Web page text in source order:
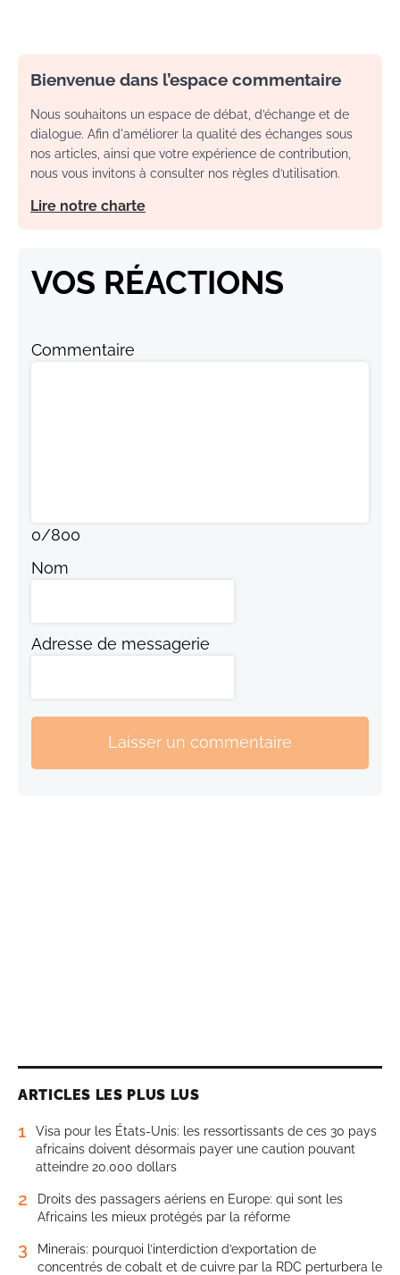
Bienvenue dans l’espace commentaire
Nous souhaitons un espace de débat, d’échange et de
dialogue. Afin d'améliorer la qualité des échanges sous
nos articles, ainsi que votre expérience de contribution,
nous vous invitons à consulter nos règles d’utilisation.
Lire notre charte
VOS RÉACTIONS
Commentaire
0/800
Nom
Adresse de messagerie
Laisser un commentaire
ARTICLES LES PLUS LUS
1
Visa pour les États-Unis: les ressortissants de ces 30 pays
africains doivent désormais payer une caution pouvant
atteindre 20.000 dollars
2
Droits des passagers aériens en Europe: qui sont les
Africains les mieux protégés par la réforme
3
Minerais: pourquoi l’interdiction d’exportation de
concentrés de cobalt et de cuivre par la RDC perturbera le